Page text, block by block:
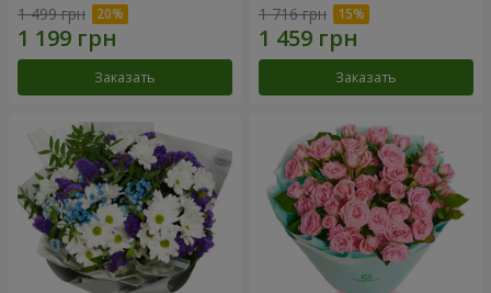
1 499 грн
Заказать
1 716 грн
Заказать